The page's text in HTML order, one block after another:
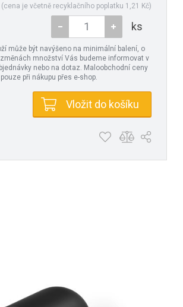
(cena je včetně recyklačního poplatku 1,21 Kč)
ks
může být navýšeno na minimální balení, o
množství Vás budeme informovat v
nebo na dotaz. Maloobchodní ceny
při nákupu přes e-shop.
Vložit do košíku